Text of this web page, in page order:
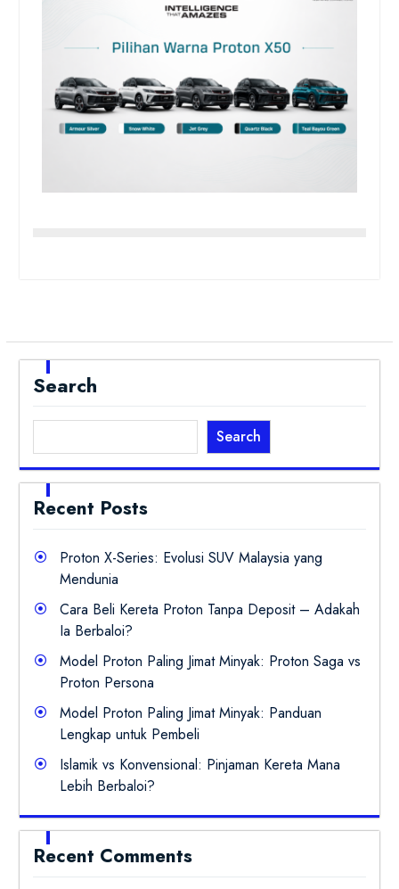
Search
Search
Recent Posts
Proton X-Series: Evolusi SUV Malaysia yang
Mendunia
Cara Beli Kereta Proton Tanpa Deposit – Adakah
Ia Berbaloi?
Model Proton Paling Jimat Minyak: Proton Saga vs
Proton Persona
Model Proton Paling Jimat Minyak: Panduan
Lengkap untuk Pembeli
Islamik vs Konvensional: Pinjaman Kereta Mana
Lebih Berbaloi?
Recent Comments